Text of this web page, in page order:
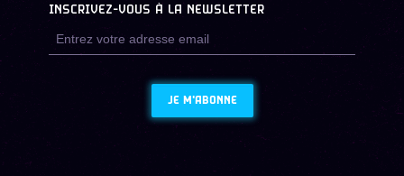
INSCRIVEZ-VOUS À LA NEWSLETTER
JE M'ABONNE